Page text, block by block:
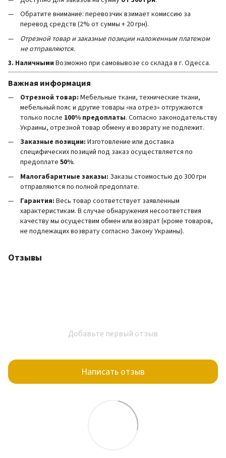
Обратите внимание: перевозчик взимает комиссию за
перевод средств (2% от суммы + 20 грн).
Отрезной товар и заказные позиции наложенным платежом
не отправляются.
3. Наличными Возможно при самовывозе со склада в г. Одесса.
Важная информация
Отрезной товар: Мебельные ткани, технические ткани,
мебельный пояс и другие товары «на отрез» отгружаются
только после 100% предоплаты. Согласно законодательству
Украины, отрезной товар обмену и возврату не подлежит.
Заказные позиции: Изготовление или доставка
специфических позиций под заказ осуществляется по
предоплате 50%.
Малогабаритные заказы: Заказы стоимостью до 300 грн
отправляются по полной предоплате.
Гарантия: Весь товар соответствует заявленным
характеристикам. В случае обнаружения несоответствия
качеству мы осуществим обмен или возврат (кроме товаров,
не подлежащих возврату согласно Закону Украины).
Отзывы
Добавьте первый отзыв
Написать отзыв